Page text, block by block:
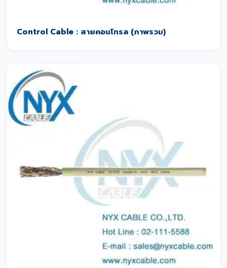
Control Cable : สายคอนโทรล (ภาพรวม)